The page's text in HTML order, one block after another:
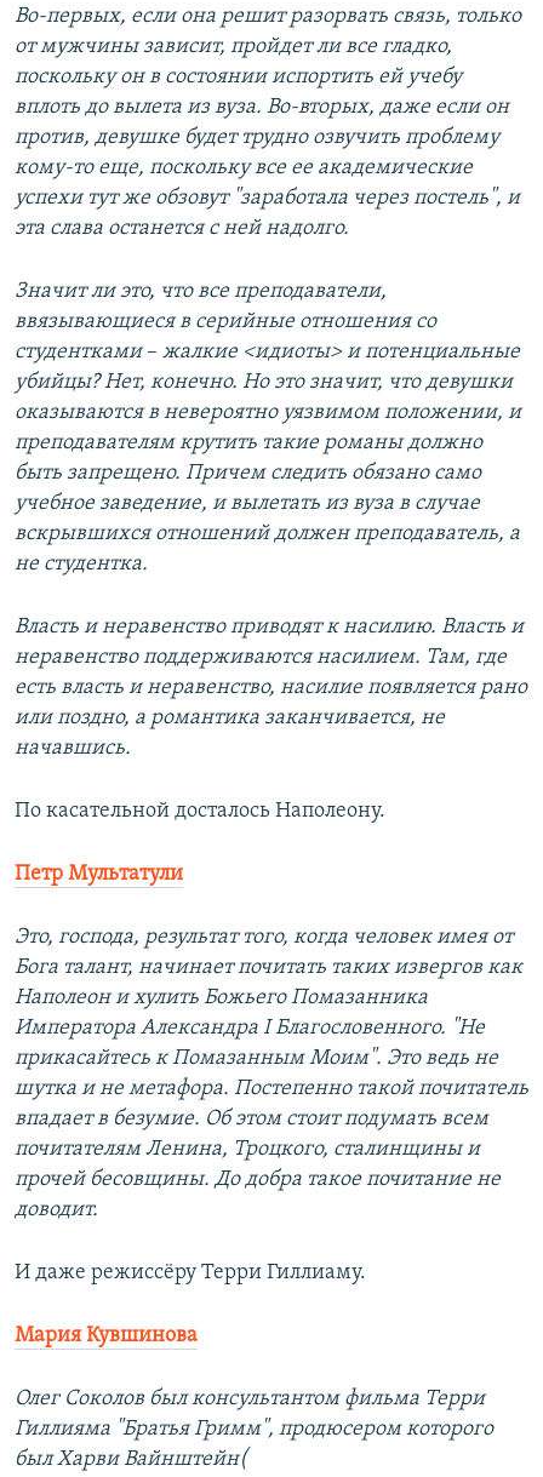
Во-первых, если она решит разорвать связь, только
от мужчины зависит, пройдет ли все гладко,
поскольку он в состоянии испортить ей учебу
вплоть до вылета из вуза. Во-вторых, даже если он
против, девушке будет трудно озвучить проблему
кому-то еще, поскольку все ее академические
успехи тут же обзовут "заработала через постель", и
эта слава останется с ней надолго.
Значит ли это, что все преподаватели,
ввязывающиеся в серийные отношения со
студентками– ​ жалкие <идиоты> и потенциальные
убийцы? Нет, конечно. Но это значит, что девушки
оказываются в невероятно уязвимом положении, и
преподавателям крутить такие романы должно
быть запрещено. Причем следить обязано само
учебное заведение, и вылетать из вуза в случае
вскрывшихся отношений должен преподаватель, а
не студентка.
Власть и неравенство приводят к насилию. Власть и
неравенство поддерживаются насилием. Там, где
есть власть и неравенство, насилие появляется рано
или поздно, а романтика заканчивается, не
начавшись.
По касательной досталось Наполеону.
Петр Мультатули
Это, господа, результат того, когда человек имея от
Бога талант, начинает почитать таких извергов как
Наполеон и хулить Божьего Помазанника
Императора Александра I Благословенного. "Не
прикасайтесь к Помазанным Моим". Это ведь не
шутка и не метафора. Постепенно такой почитатель
впадает в безумие. Об этом стоит подумать всем
почитателям Ленина, Троцкого, сталинщины и
прочей бесовщины. До добра такое почитание не
доводит.
И даже режиссёру Терри Гиллиаму.
Мария Кувшинова
Олег Соколов был консультантом фильма Терри
Гиллияма "Братья Гримм", продюсером которого
был Харви Вайнштейн(